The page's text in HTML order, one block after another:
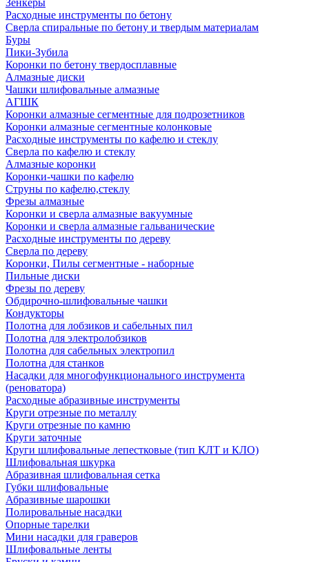
Зенкеры
Расходные инструменты по бетону
Сверла спиральные по бетону и твердым материалам
Буры
Пики-Зубила
Коронки по бетону твердосплавные
Алмазные диски
Чашки шлифовальные алмазные
АГШК
Коронки алмазные сегментные для подрозетников
Коронки алмазные сегментные колонковые
Расходные инструменты по кафелю и стеклу
Сверла по кафелю и стеклу
Алмазные коронки
Коронки-чашки по кафелю
Струны по кафелю,стеклу
Фрезы алмазные
Коронки и сверла алмазные вакуумные
Коронки и сверла алмазные гальванические
Расходные инструменты по дереву
Сверла по дереву
Коронки, Пилы сегментные - наборные
Пильные диски
Фрезы по дереву
Обдирочно-шлифовальные чашки
Кондукторы
Полотна для лобзиков и сабельных пил
Полотна для электролобзиков
Полотна для сабельных электропил
Полотна для станков
Насадки для многофункционального инструмента
(реноватора)
Расходные абразивные инструменты
Круги отрезные по металлу
Круги отрезные по камню
Круги заточные
Круги шлифовальные лепестковые (тип КЛТ и КЛО)
Шлифовальная шкурка
Абразивная шлифовальная сетка
Губки шлифовальные
Абразивные шарошки
Полировальные насадки
Опорные тарелки
Мини насадки для граверов
Шлифовальные ленты